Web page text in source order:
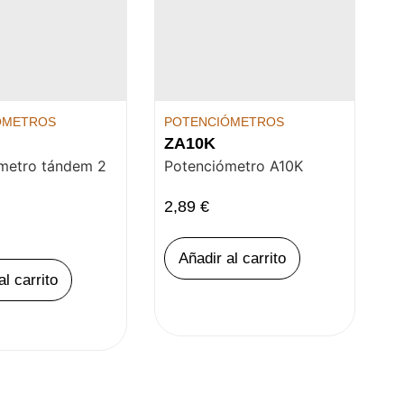
tándem 2
carrito
POTENCIÓMETROS
ZA10K
Potenciómetro A10K
2,89 €
Añadir al carrito